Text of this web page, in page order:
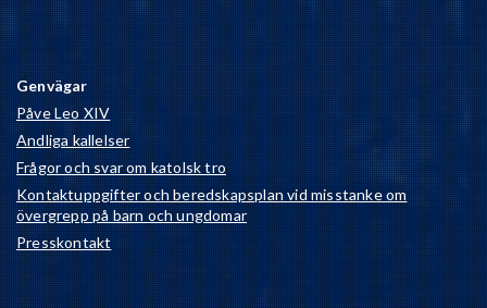
Genvägar
Påve Leo XIV
Andliga kallelser
Frågor och svar om katolsk tro
Kontaktuppgifter och beredskapsplan vid misstanke om
övergrepp på barn och ungdomar
Presskontakt